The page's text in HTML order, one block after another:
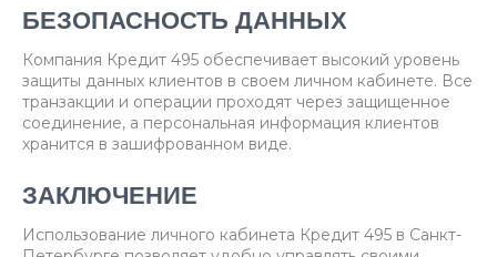
БЕЗОПАСНОСТЬ ДАННЫХ
Компания Кредит 495 обеспечивает высокий уровень
защиты данных клиентов в своем личном кабинете. Все
транзакции и операции проходят через защищенное
соединение, а персональная информация клиентов
хранится в зашифрованном виде.
ЗАКЛЮЧЕНИЕ
Использование личного кабинета Кредит 495 в Санкт-